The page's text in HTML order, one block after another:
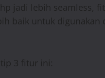
jadi lebih seamless,
baik untuk digunakan
3 fitur ini: